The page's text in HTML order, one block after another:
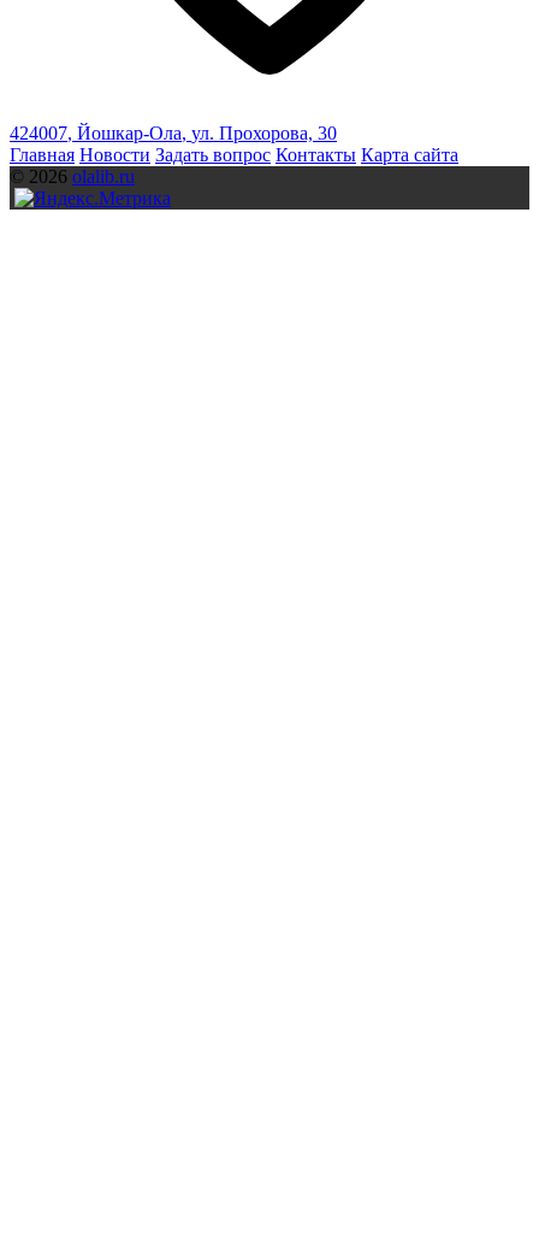
424007, Йошкар-Ола, ул. Прохорова, 30
Главная Новости Задать вопрос Контакты Карта сайта
© 2026 olalib.ru